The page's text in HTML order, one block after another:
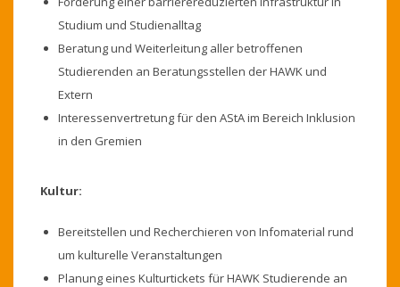
Studium und Studienalltag
Beratung und Weiterleitung aller betroffenen
Studierenden an Beratungsstellen der HAWK und
Extern
Interessenvertretung für den AStA im Bereich Inklusion
in den Gremien
Kultur:
Bereitstellen und Recherchieren von Infomaterial rund
um kulturelle Veranstaltungen
Planung eines Kulturtickets für HAWK Studierende an